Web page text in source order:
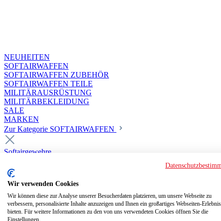
NEUHEITEN
SOFTAIRWAFFEN
SOFTAIRWAFFEN ZUBEHÖR
SOFTAIRWAFFEN TEILE
MILITÄRAUSRÜSTUNG
MILITÄRBEKLEIDUNG
SALE
MARKEN
Zur Kategorie SOFTAIRWAFFEN
Softairgewehre
Deluxe Custom Guns ab 18
Softair elektrisch ab 18
Softair elektrisch ab 14
Softair gasbetrieben ab 18
Softair HPA Luftdruck ab 18
Superior Custom HPA Guns
Wir verwenden Cookies
Wir können diese zur Analyse unserer Besucherdaten platzieren, um unsere Webseite zu
verbessern, personalisierte Inhalte anzuzeigen und Ihnen ein großartiges Webseiten-
bieten. Für weitere Informationen zu den von uns verwendeten Cookies öffnen Sie die
Einstellungen.